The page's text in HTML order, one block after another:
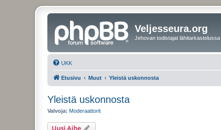
Veljesseura.org
Jehovan todistajat lähitarkastelussa
UKK
Etusivu Muut Yleistä uskonnosta
Yleistä uskonnosta
Valvoja: Moderaattorit
Uusi Aihe